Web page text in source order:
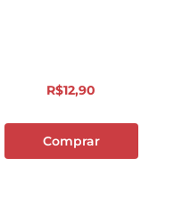
R$12,90
Comprar